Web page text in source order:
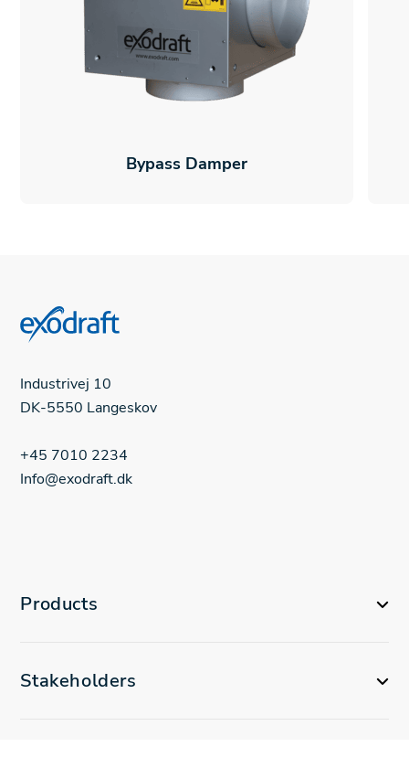
Bypass Damper
Industrivej 10
DK-5550 Langeskov
+45 7010 2234
Info@exodraft.dk
Products
Stakeholders